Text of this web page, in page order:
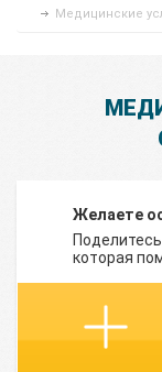
Медицинские
Желаете
которая